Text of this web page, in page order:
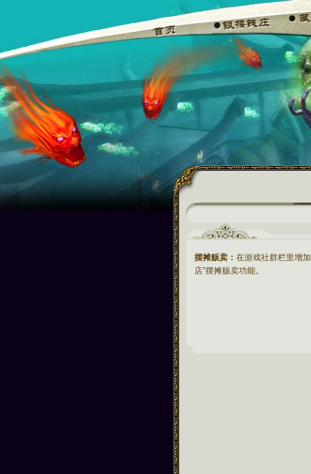
摆摊贩卖： 在游戏社群栏里增
店”摆摊贩卖功能。